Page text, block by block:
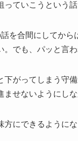
っていこうという
を合間にしてから
。でも、パッと言
がってしまう守備
ませないようにし
方にできるように